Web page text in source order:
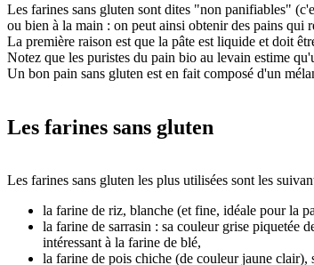
Les farines sans gluten sont dites "non panifiables"
ou bien à la main : on peut ainsi obtenir des pains qui
La première raison est que la pâte est liquide et doit
Notez que les puristes du pain bio au levain estime
Un bon pain sans gluten est en fait composé d'un
Les farines sans gluten
Les farines sans gluten les plus utilisées sont les
la farine de riz, blanche (et fine, idéale pour la
la farine de sarrasin : sa couleur grise piquetée
intéressant à la farine de blé,
la farine de pois chiche (de couleur jaune clair),